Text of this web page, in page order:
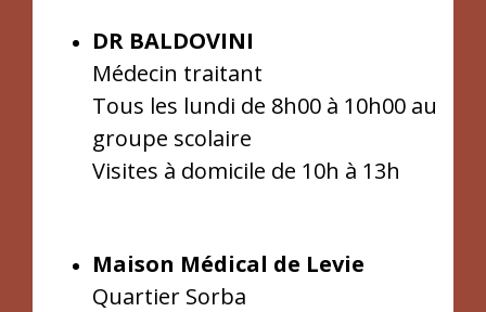
DR BALDOVINI
Médecin traitant
Tous les lundi de 8h00 à 10h00 au
groupe scolaire
Visites à domicile de 10h à 13h
Maison Médical de Levie
Quartier Sorba